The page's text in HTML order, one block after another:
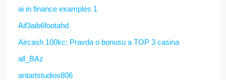
ai in finance examples 1
Aif3aib6footahd
Aircash 100kc: Pravda o bonusu a TOP 3 casina
all_BAz
antartstudios806